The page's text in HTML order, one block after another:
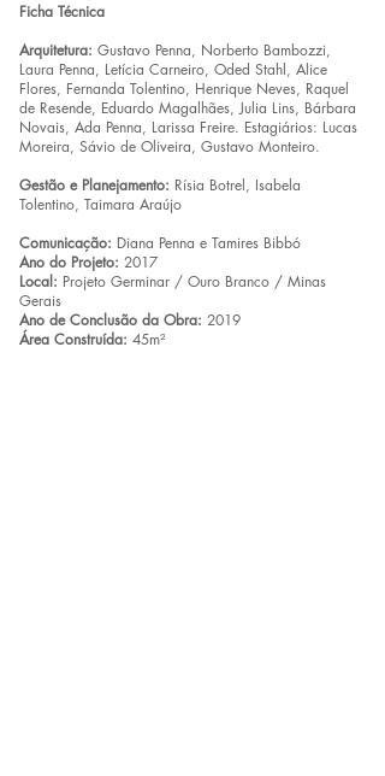
Ficha Técnica
Arquitetura: Gustavo Penna, Norberto Bambozzi,
Laura Penna, Letícia Carneiro, Oded Stahl, Alice
Flores, Fernanda Tolentino, Henrique Neves, Raquel
de Resende, Eduardo Magalhães, Julia Lins, Bárbara
Novais, Ada Penna, Larissa Freire. Estagiários: Lucas
Moreira, Sávio de Oliveira, Gustavo Monteiro.
Gestão e Planejamento: Rísia Botrel, Isabela
Tolentino, Taimara Araújo
Comunicação: Diana Penna e Tamires Bibbó
Ano do Projeto: 2017
Local: Projeto Germinar / Ouro Branco / Minas
Gerais
Ano de Conclusão da Obra: 2019
Área Construída: 45m²